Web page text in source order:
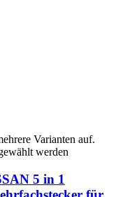
Varianten auf.
werden
5 in 1